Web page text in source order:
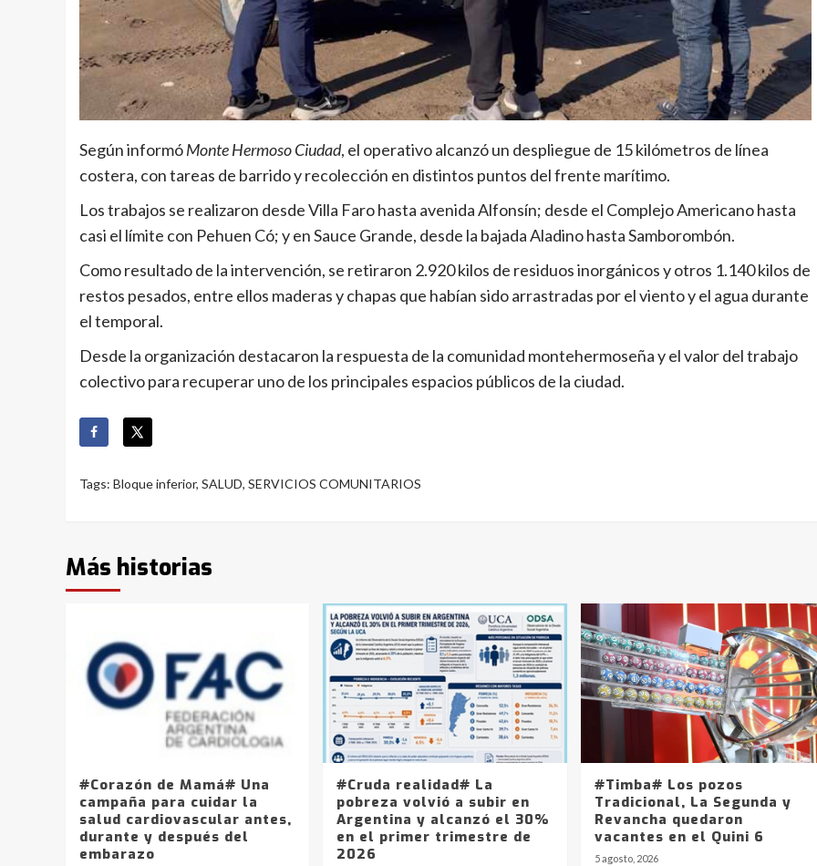
Según informóMonte Hermoso Ciudad, el operativo alcanzó un despliegue de 15 kilómetros de línea
costera, con tareas de barrido y recolección en distintos puntos del frente marítimo.
Los trabajos se realizaron desde Villa Faro hasta avenida Alfonsín; desde el Complejo Americano hasta
casi el límite con Pehuen Có; y en Sauce Grande, desde la bajada Aladino hasta Samborombón.
Como resultado de la intervención, se retiraron 2.920 kilos de residuos inorgánicos y otros 1.140 kilos de
restos pesados, entre ellos maderas y chapas que habían sido arrastradas por el viento y el agua durante
el temporal.
Desde la organización destacaron la respuesta de la comunidad montehermoseña y el valor del trabajo
colectivo para recuperar uno de los principales espacios públicos de la ciudad.
Tags: Bloque inferior, SALUD, SERVICIOS COMUNITARIOS
Más historias
#Corazón de Mamá# Una
campaña para cuidar la
salud cardiovascular antes,
durante y después del
embarazo
#Cruda realidad# La
pobreza volvió a subir en
Argentina y alcanzó el 30%
en el primer trimestre de
2026
#Timba# Los pozos
Tradicional, La Segunda y
Revancha quedaron
vacantes en el Quini 6
5 agosto, 2026